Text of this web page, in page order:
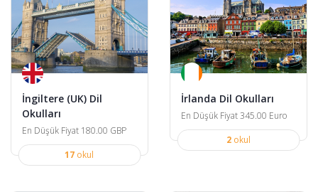
İngiltere (UK) Dil
Okulları
En Düşük Fiyat 180.00 GBP
17 okul
İrlanda Dil Okulları
En Düşük Fiyat 345.00 Euro
2okul